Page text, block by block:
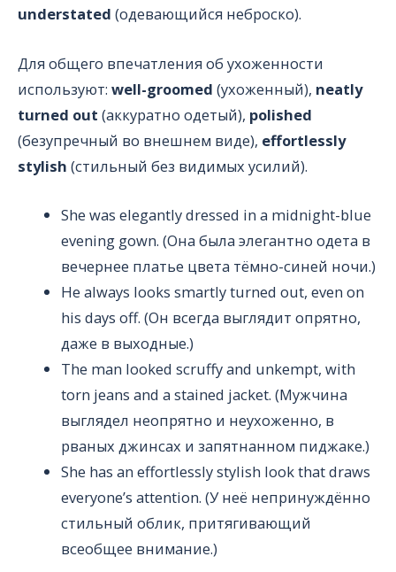
understated (одевающийся неброско).
Для общего впечатления об ухоженности
используют: well-groomed (ухоженный), neatly
turned out (аккуратно одетый), polished
(безупречный во внешнем виде), effortlessly
stylish (стильный без видимых усилий).
She was elegantly dressed in a midnight-blue
evening gown. (Она была элегантно одета в
вечернее платье цвета тёмно-синей ночи.)
He always looks smartly turned out, even on
his days off. (Он всегда выглядит опрятно,
даже в выходные.)
The man looked scruffy and unkempt, with
torn jeans and a stained jacket. (Мужчина
выглядел неопрятно и неухоженно, в
рваных джинсах и запятнанном пиджаке.)
She has an effortlessly stylish look that draws
everyone’s attention. (У неё непринуждённо
стильный облик, притягивающий
всеобщее внимание.)